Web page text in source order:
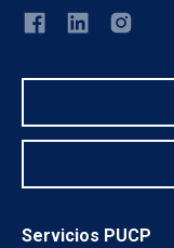
Servicios PUCP